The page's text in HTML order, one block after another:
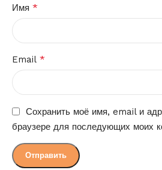
Имя *
Email *
Сохранить моё имя, email и
браузере для последующих моих